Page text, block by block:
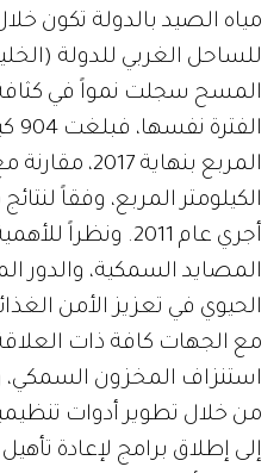
مياه الصيد بالدولة تكون
للساحل الغربي للدولة
المسح سجلت نمواً في
الكيلومتر المربع، وفقاً
أجري عام 2011.
المصايد السمكية، والدور
الحيوي في تعزيز الأمن
مع الجهات كافة ذات
استنزاف المخزون
من خلال تطوير أدوات
إلى إطلاق برامج لإعادة